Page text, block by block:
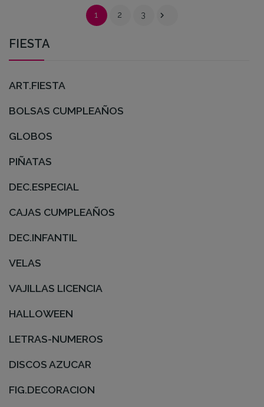
FIESTA
ART.FIESTA
BOLSAS CUMPLEAÑOS
GLOBOS
PIÑATAS
DEC.ESPECIAL
CAJAS CUMPLEAÑOS
DEC.INFANTIL
VELAS
VAJILLAS LICENCIA
HALLOWEEN
LETRAS-NUMEROS
DISCOS AZUCAR
FIG.DECORACION
1 2 3 